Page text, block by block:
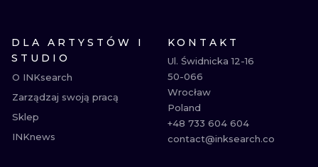
DLA ARTYSTÓW I
STUDIO
O INKsearch
Zarządzaj swoją pracą
Sklep
INKnews
KONTAKT
Ul. Świdnicka 12-16
50-066
Wrocław
Poland
+48 733 604 604
contact@inksearch.co